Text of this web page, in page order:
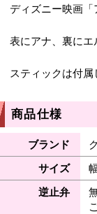
ディズニー映画「
表にアナ、裏にエ
スティックは付属
商品仕様
ブランド
サイズ
逆止弁